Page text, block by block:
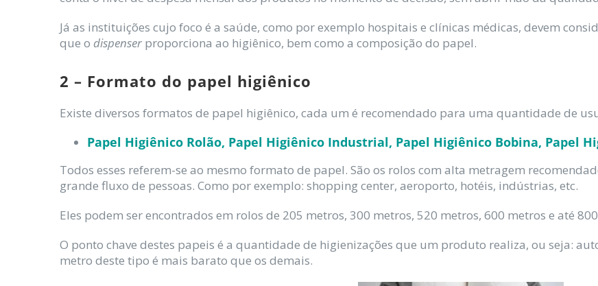
Já as instituições cujo foco é a saúde, como por exemplo hospitais e clínicas médicas, devem
que o dispenser proporciona ao higiênico, bem como a composição do papel.
2 – Formato do papel higiênico
Existe diversos formatos de papel higiênico, cada um é recomendado para uma quantidade de
Papel Higiênico Rolão, Papel Higiênico Industrial, Papel Higiênico Bobina, Papel
Todos esses referem-se ao mesmo formato de papel. São os rolos com alta metragem
grande fluxo de pessoas. Como por exemplo: shopping center, aeroporto, hotéis, indústrias, etc.
Eles podem ser encontrados em rolos de 205 metros, 300 metros, 520 metros, 600 metros e até
O ponto chave destes papeis é a quantidade de higienizações que um produto realiza, ou seja:
metro deste tipo é mais barato que os demais.